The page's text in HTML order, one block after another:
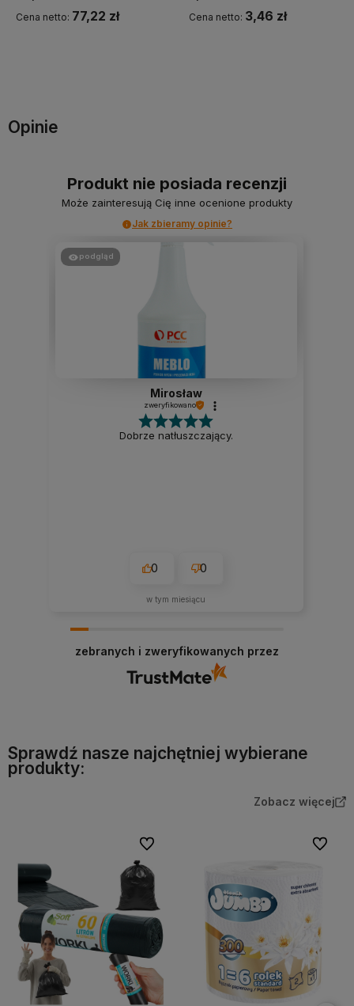
Cena netto: 77,22 zł Cena netto: 3,46 zł
Opinie
Produkt nie posiada recenzji
Może zainteresują Cię inne ocenione produkty
Jak zbieramy opinie?
podgląd
Mirosław
zweryfikowano
Dobrze natłuszczający.
0 0
w tym miesiącu
zebranych i zweryfikowanych przez
Sprawdź nasze najchętniej wybierane
produkty:
Zobacz więcej
Do ulubionych Do